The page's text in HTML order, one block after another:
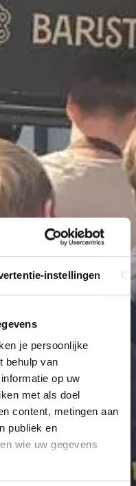
instellingen
je persoonlijke
behulp van
op uw
met als doel
content, metingen aan
publiek en
wie uw gegevens